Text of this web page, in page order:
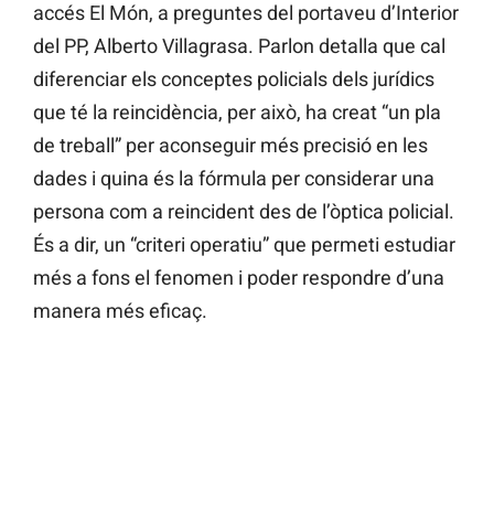
accés El Món, a preguntes del portaveu d’Interior
del PP, Alberto Villagrasa. Parlon detalla que cal
diferenciar els conceptes policials dels jurídics
que té la reincidència, per això, ha creat “un pla
de treball” per aconseguir més precisió en les
dades i quina és la fórmula per considerar una
persona com a reincident des de l’òptica policial.
És a dir, un “criteri operatiu” que permeti estudiar
més a fons el fenomen i poder respondre d’una
manera més eficaç.